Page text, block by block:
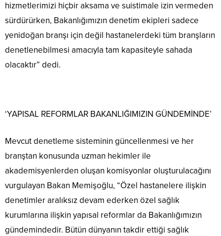
hizmetlerimizi hiçbir aksama ve suistimale izin vermeden
sürdürürken, Bakanlığımızın denetim ekipleri sadece
yenidoğan branşı için değil hastanelerdeki tüm branşların
denetlenebilmesi amacıyla tam kapasiteyle sahada
olacaktır” dedi.
‘YAPISAL REFORMLAR BAKANLIĞIMIZIN GÜNDEMİNDE’
Mevcut denetleme sisteminin güncellenmesi ve her
branştan konusunda uzman hekimler ile
akademisyenlerden oluşan komisyonlar oluşturulacağını
vurgulayan Bakan Memişoğlu, “Özel hastanelere ilişkin
denetimler aralıksız devam ederken özel sağlık
kurumlarına ilişkin yapısal reformlar da Bakanlığımızın
gündemindedir. Bütün dünyanın takdir ettiği sağlık